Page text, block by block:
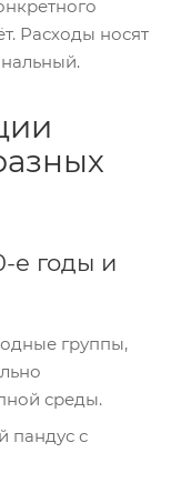
Расходы носят
е годы и
группы,
среды.
пандус с